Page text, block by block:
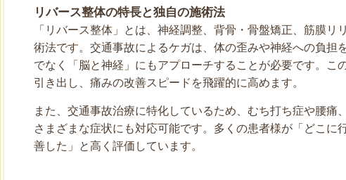
リバース整体の特長と独自の施術法
「リバース整体」とは、神経調整、背骨・骨盤矯正、筋膜リ
術法です。交通事故によるケガは、体の歪みや神経への負担
でなく「脳と神経」にもアプローチすることが必要です。こ
引き出し、痛みの改善スピードを飛躍的に高めます。
また、交通事故治療に特化しているため、むち打ち症や腰痛
さまざまな症状にも対応可能です。多くの患者様が「どこに
善した」と高く評価しています。